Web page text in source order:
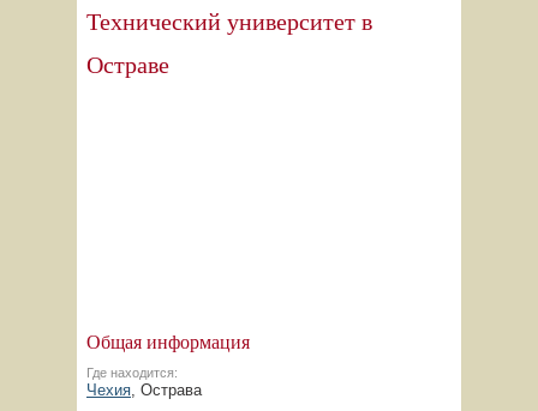
Технический университет в
Остраве
Общая информация
Где находится:
Чехия, Острава